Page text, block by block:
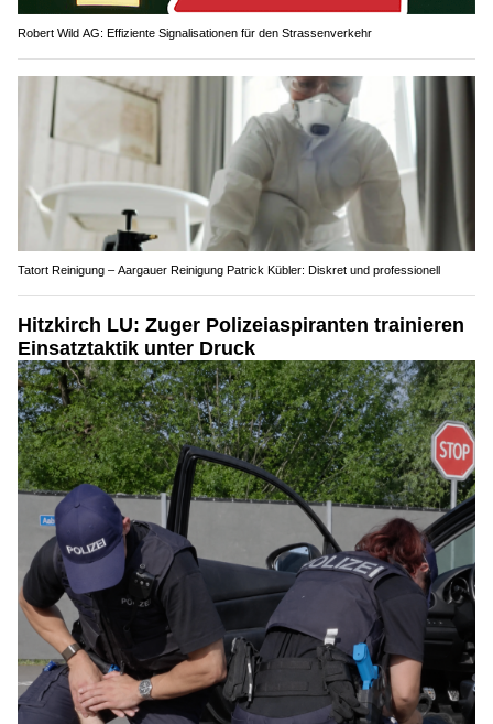
Robert Wild AG: Effiziente Signalisationen für den Strassenverkehr
Tatort Reinigung – Aargauer Reinigung Patrick Kübler: Diskret und professionell
Hitzkirch LU: Zuger Polizeiaspiranten trainieren
Einsatztaktik unter Druck